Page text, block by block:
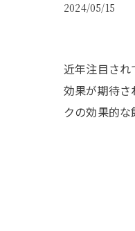
2024/05/15
近年注目され
効果が期待さ
クの効果的な